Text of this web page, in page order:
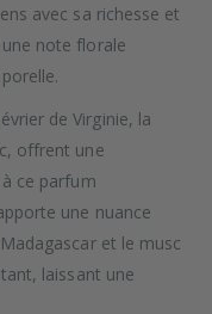
avec sa richesse et
note florale
de Virginie, la
offrent une
ce parfum
une nuance
et le musc
laissant une